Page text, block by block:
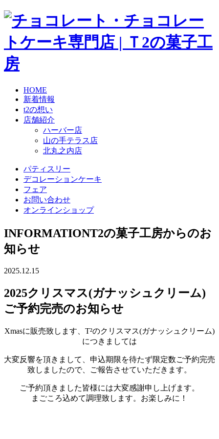
HOME
新着情報
t2の想い
店舗紹介
ハーバー店
山の手テラス店
北丸之内店
パティスリー
デコレーションケーキ
フェア
お問い合わせ
オンラインショップ
INFORMATIONT2の菓子工房からのお
知らせ
2025.12.15
2025クリスマス(ガナッシュクリーム)
ご予約完売のお知らせ
Xmasに販売致します、T²のクリスマス(ガナッシュクリーム)
につきましては
大変反響を頂きまして、申込期限を待たず限定数ご予約完売
致しましたので、ご報告させていただきます。
ご予約頂きました皆様には大変感謝申し上げます。
まごころ込めて調理致します。お楽しみに！